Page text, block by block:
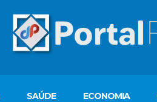
SAÚDE ECONOMIA